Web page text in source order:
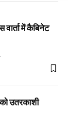
में कैबिनेट
उतरकाशी